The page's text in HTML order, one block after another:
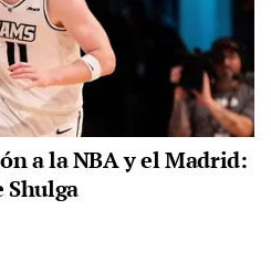
a la NBA y el Madrid:
Shulga